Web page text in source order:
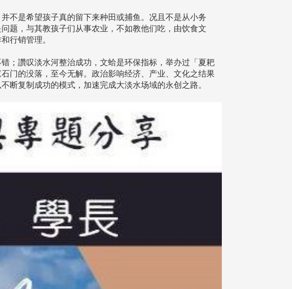
不是希望孩子真的留下来种田或捕鱼。况且不是从小务
题，与其教孩子们从事农业，不如教他们吃，由饮食文
行销管理。
；讚叹淡水河整治成功，文蛤是环保指标，举办过「夏耙
门的没落，至今无解。政治影响经济、产业、文化之结果
断复制成功的模式，加速完成大淡水场域的永创之路。